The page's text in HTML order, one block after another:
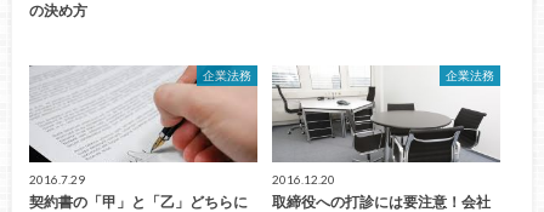
の決め方
企業法務
2016.7.29
契約書の「甲」と「乙」どちらに
企業法務
2016.12.20
取締役への打診には要注意！会社